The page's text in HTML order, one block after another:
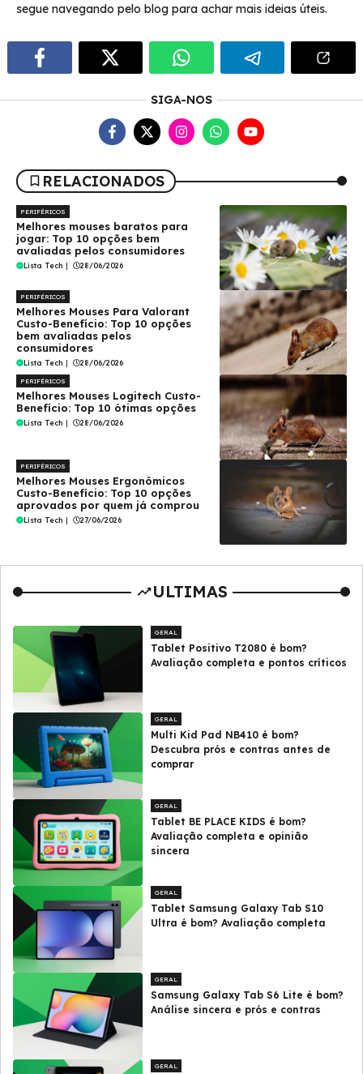
segue navegando pelo blog para achar mais ideias úteis.
SIGA-NOS
RELACIONADOS
PERIFÉRICOS
Melhores mouses baratos para
jogar: Top 10 opções bem
avaliadas pelos consumidores
Lista Tech | 28/06/2026
PERIFÉRICOS
Melhores Mouses Para Valorant
Custo-Benefício: Top 10 opções
bem avaliadas pelos
consumidores
Lista Tech | 28/06/2026
PERIFÉRICOS
Melhores Mouses Logitech Custo-
Benefício: Top 10 ótimas opções
Lista Tech | 28/06/2026
PERIFÉRICOS
Melhores Mouses Ergonômicos
Custo-Benefício: Top 10 opções
aprovados por quem já comprou
Lista Tech | 27/06/2026
ULTIMAS
GERAL
Tablet Positivo T2080 é bom?
Avaliação completa e pontos críticos
GERAL
Multi Kid Pad NB410 é bom?
Descubra prós e contras antes de
comprar
GERAL
Tablet BE PLACE KIDS é bom?
Avaliação completa e opinião
sincera
GERAL
Tablet Samsung Galaxy Tab S10
Ultra é bom? Avaliação completa
GERAL
Samsung Galaxy Tab S6 Lite é bom?
Análise sincera e prós e contras
GERAL